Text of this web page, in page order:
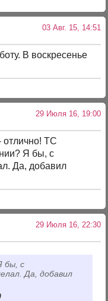
03 Авг. 15, 14:51
В воскресенье
29 Июля 16, 19:00
отлично! ТС
Я бы, с
Да, добавил
29 Июля 16, 22:30
бы, с
Да, добавил